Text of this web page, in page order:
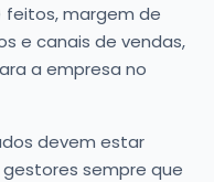
feitos, margem de
e canais de vendas,
a empresa no
devem estar
sempre que